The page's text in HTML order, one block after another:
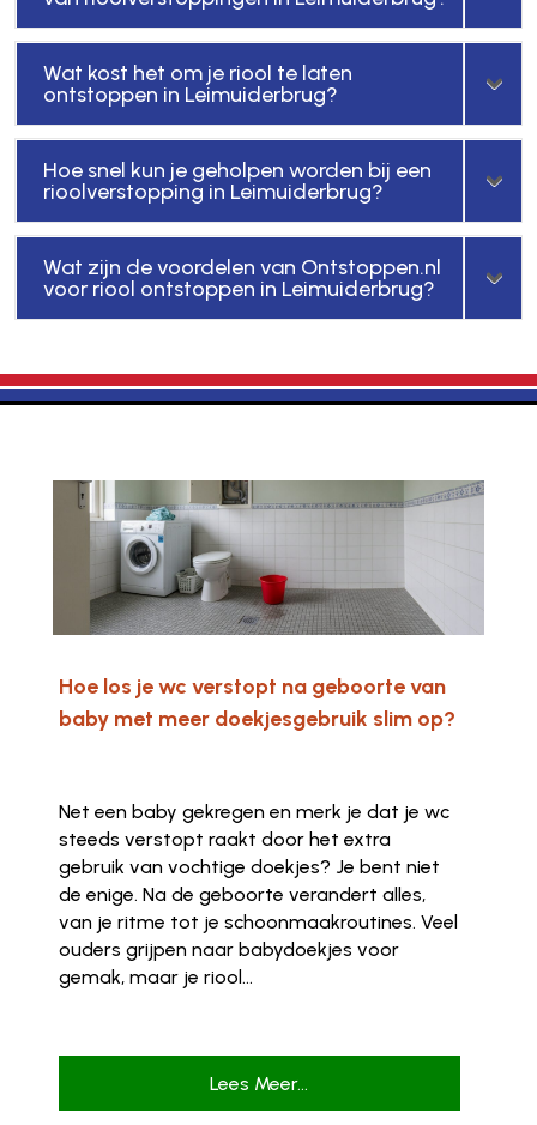
Wat kost het om je riool te laten
ontstoppen in Leimuiderbrug?
Hoe snel kun je geholpen worden bij een
rioolverstopping in Leimuiderbrug?
Wat zijn de voordelen van Ontstoppen.nl
voor riool ontstoppen in Leimuiderbrug?
Hoe los je wc verstopt na geboorte van
baby met meer doekjesgebruik slim op?
Net een baby gekregen en merk je dat je wc
steeds verstopt raakt door het extra
gebruik van vochtige doekjes? Je bent niet
de enige. Na de geboorte verandert alles,
van je ritme tot je schoonmaakroutines. Veel
ouders grijpen naar babydoekjes voor
gemak, maar je riool...
Lees Meer...